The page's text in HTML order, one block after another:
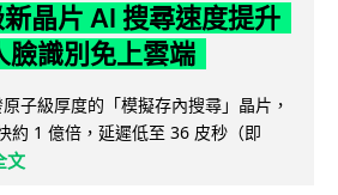
晶片 AI 搜尋速度提升
臉識別免上雲端
子級厚度的「模擬存內搜尋」晶片，
約 1 億倍，延遲低至 36 皮秒（即
文